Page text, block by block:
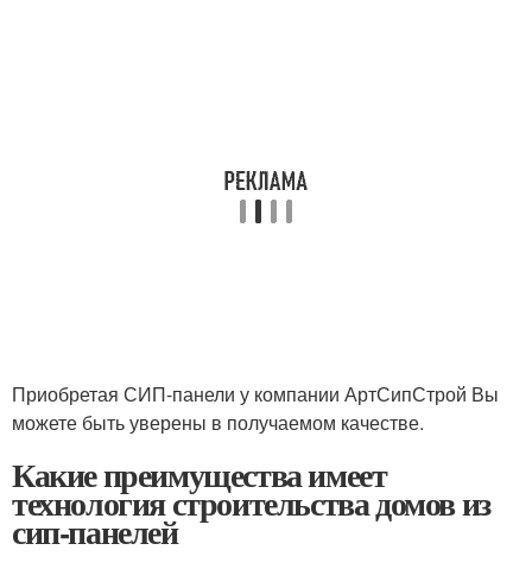
Приобретая СИП-панели у компании АртСипСтрой Вы
можете быть уверены в получаемом качестве.
Какие преимущества имеет
технология строительства домов из
сип-панелей